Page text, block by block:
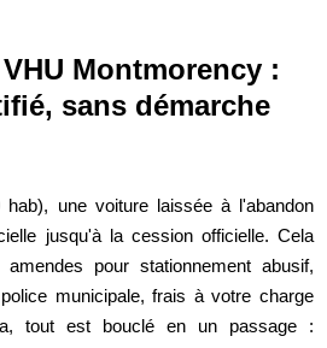
Montmorency :
sans démarche
une voiture laissée à l'abandon
jusqu'à la cession officielle. Cela
pour stationnement abusif,
municipale, frais à votre charge
tout est bouclé en un passage :